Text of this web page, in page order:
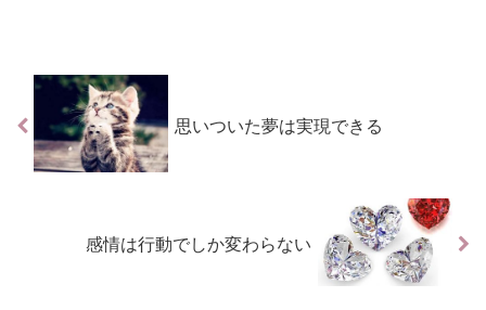
思いついた夢は実現できる
感情は行動でしか変わらない